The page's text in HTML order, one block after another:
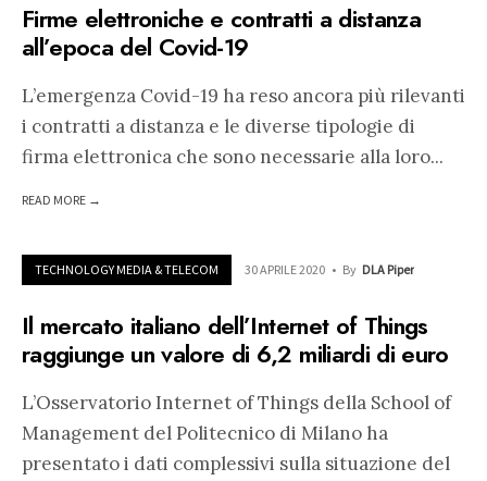
Firme elettroniche e contratti a distanza
all’epoca del Covid-19
L’emergenza Covid-19 ha reso ancora più rilevanti
i contratti a distanza e le diverse tipologie di
firma elettronica che sono necessarie alla loro...
READ MORE →
TECHNOLOGY MEDIA & TELECOM 30 APRILE 2020 • By DLA Piper
Il mercato italiano dell’Internet of Things
raggiunge un valore di 6,2 miliardi di euro
L’Osservatorio Internet of Things della School of
Management del Politecnico di Milano ha
presentato i dati complessivi sulla situazione del